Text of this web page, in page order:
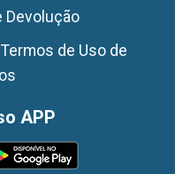
Devolução
de Uso de
APP